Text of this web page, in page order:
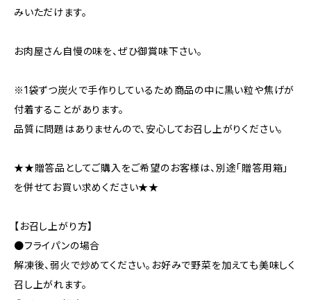
みいただけます。
お肉屋さん自慢の味を、ぜひ御賞味下さい。
※1袋ずつ炭火で手作りしているため商品の中に黒い粒や焦げが
付着することがあります。
品質に問題はありませんので、安心してお召し上がりください。
★★贈答品としてご購入をご希望のお客様は、別途「贈答用箱」
を併せてお買い求めください★★
【お召し上がり方】
●フライパンの場合
解凍後、弱火で炒めてください。お好みで野菜を加えても美味しく
召し上がれます。